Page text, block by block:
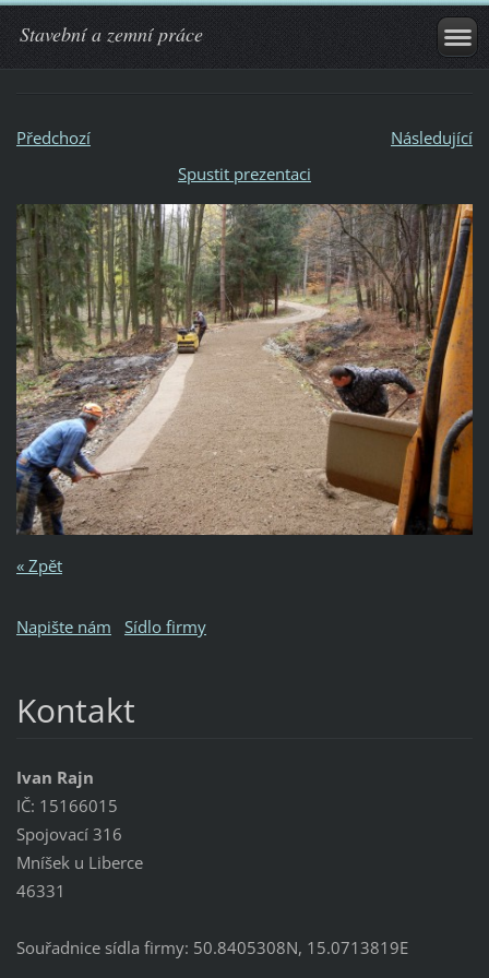
Stavební a zemní práce
Předchozí
Následující
Spustit prezentaci
« Zpět
Napište nám Sídlo firmy
Kontakt
Ivan Rajn
IČ: 15166015
Spojovací 316
Mníšek u Liberce
46331
Souřadnice sídla firmy: 50.8405308N, 15.0713819E